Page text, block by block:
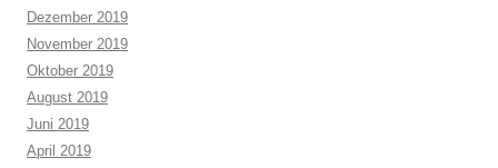
Dezember 2019
November 2019
Oktober 2019
August 2019
Juni 2019
April 2019